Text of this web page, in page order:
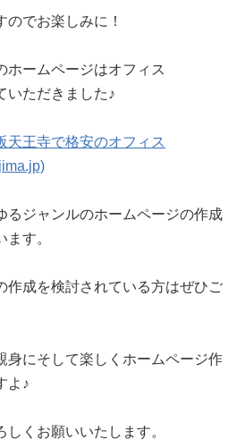
のでお楽しみに！
ホームページはオフィス
いただきました♪
天王寺で格安のオフィス
るジャンルのホームページの作成
す。
作成を検討されている方はぜひご
身にそして楽しくホームページ作
よ♪
くお願いいたします。